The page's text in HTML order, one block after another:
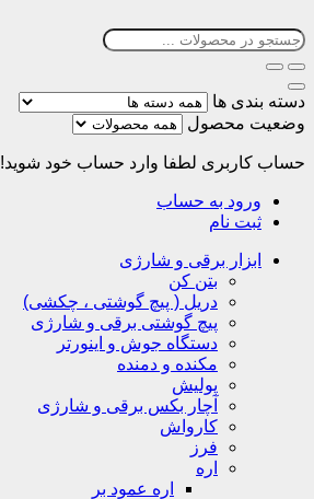
دسته بندی ها
وضعیت محصول
حساب کاربری لطفا وارد حساب خود شوید!
ورود به حساب
ثبت نام
ابزار برقی و شارژی
بتن کن
دریل ( پیچ گوشتی ، چکشی)
پیچ گوشتی برقی و شارژی
دستگاه جوش و اینورتر
مکنده و دمنده
پولیش
آچار بکس برقی و شارژی
کارواش
فرز
اره
اره عمود بر